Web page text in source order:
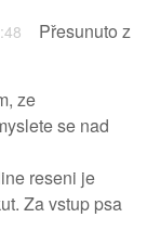
Přesunuto z
ze
se nad
reseni je
Za vstup psa